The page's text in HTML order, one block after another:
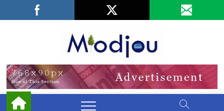
Facebook
LinkedIn